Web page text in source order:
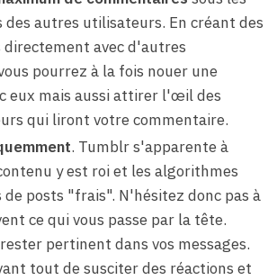
des autres utilisateurs. En créant des
avec d'autres
pourrez à la fois nouer une
eux mais aussi attirer l'œil des
qui liront votre commentaire.
. Tumblr s'apparente à
y est roi et les algorithmes
posts "frais". N'hésitez donc pas à
ce qui vous passe par la tête.
pertinent dans vos messages.
tout de susciter des réactions et